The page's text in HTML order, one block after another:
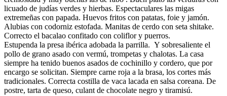
licuado de judías verdes y hierbas. Espectaculares las migas
extremeñas con papada. Huevos fritos con patatas, foie y jamón.
Alubias con codorniz estofada. Manitas de cerdo con seta shitake.
Correcto el bacalao confitado con coliflor y puerros.
Estupenda la presa ibérica adobada la parrilla. Y sobresaliente el
pollo de grano asado con vermú, trompetas y chalotas. La casa
siempre ha tenido buenos asados de cochinillo y cordero, que por
encargo se solicitan. Siempre carne roja a la brasa, los cortes más
tradicionales. Correcta costilla de vaca lacada en salsa coreana. De
postre, tarta de queso, culant de chocolate negro y tiramisú.